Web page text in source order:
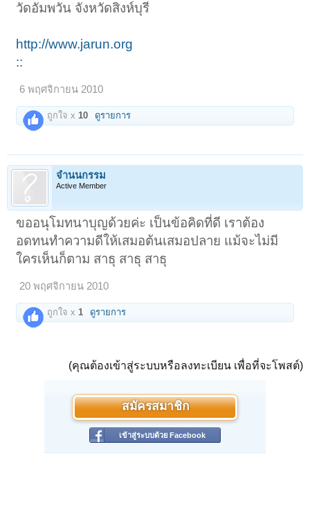
วัดอัมพวัน จังหวัดสิงห์บุรี
http://www.jarun.org
::
6 พฤศจิกายน 2010
ถูกใจ x10 ดูรายการ
จำนนกรรม
Active Member
ขออนุโมทนาบุญด้วยค่ะ เป็นข้อคิดที่ดี เราต้อง
อดทนทำความดีให้เสมอต้นเสมอปลาย แม้จะไม่มี
ใครเห็นก็ตาม สาธุ สาธุ สาธุ
20 พฤศจิกายน 2010
ถูกใจ x 1 ดูรายการ
(คุณต้องเข้าสู่ระบบหรือลงทะเบียน เพื่อที่จะโพสต์)
สมัครสมาชิก
เข้าสู่ระบบด้วย Facebook